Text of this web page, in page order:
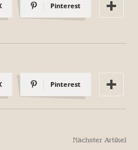
Pinterest
Pinterest
Nächster Artikel